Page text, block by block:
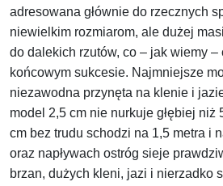
adresowana głównie do rzecznych
niewielkim rozmiarom, ale dużej
do dalekich rzutów, co – jak wiemy –
końcowym sukcesie. Najmniejsze
niezawodna przynęta na klenie i
model 2,5 cm nie nurkuje głębiej niż
cm bez trudu schodzi na 1,5 metra i
oraz napływach ostróg sieje
brzan, dużych kleni, jazi i nierzadko